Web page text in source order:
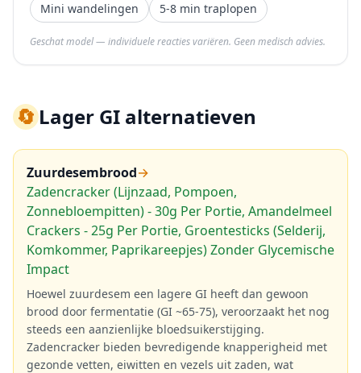
Mini wandelingen
5-8 min traplopen
Geschat model — individuele reacties variëren. Geen medisch advies.
🔄Lager GI alternatieven
Zuurdesembrood→
Zadencracker (Lijnzaad, Pompoen,
Zonnebloempitten) - 30g Per Portie, Amandelmeel
Crackers - 25g Per Portie, Groentesticks (Selderij,
Komkommer, Paprikareepjes) Zonder Glycemische
Impact
Hoewel zuurdesem een lagere GI heeft dan gewoon
brood door fermentatie (GI ~65-75), veroorzaakt het nog
steeds een aanzienlijke bloedsuikerstijging.
Zadencracker bieden bevredigende knapperigheid met
gezonde vetten, eiwitten en vezels uit zaden, wat